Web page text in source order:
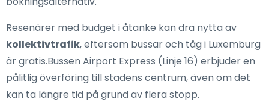
Resenärer med budget i åtanke kan dra nytta av
kollektivtrafik, eftersom bussar och tåg i Luxemburg
är gratis.Bussen Airport Express (Linje 16) erbjuder en
pålitlig överföring till stadens centrum, även om det
kan ta längre tid på grund av flera stopp.